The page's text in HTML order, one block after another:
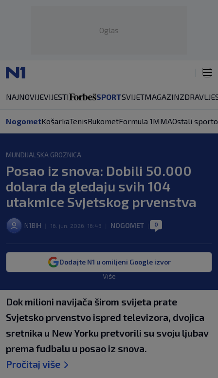
Oglas
NAJNOVIJEVIJESTI SPORTSVIJETMAGAZINZDRAVLJE
NogometKošarkaTenisRukometFormula 1MMAOstali
MUNDIJALSKA GROZNICA
Posao iz snova: Dobili 50.000
dolara da gledaju svih 104
utakmice Svjetskog prvenstva
N1BIH 16. jun. 2026. 16:43 NOGOMET 0
Dodajte N1 u omiljeni Google izvor
Više
Dok milioni navijača širom svijeta prate
Svjetsko prvenstvo ispred televizora, dvojica
sretnika u New Yorku pretvorili su svoju ljubav
prema fudbalu u posao iz snova.
Pročitaj više